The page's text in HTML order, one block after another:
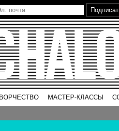
МАСТЕР-КЛАССЫ